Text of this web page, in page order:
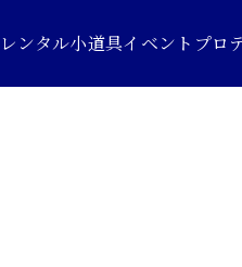
レンタル小道具イベントプロ